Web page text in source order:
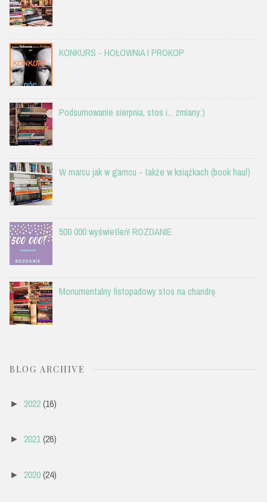
KONKURS - HOŁOWNIA I PROKOP
Podsumowanie sierpnia, stos i... zmiany:)
W marcu jak w garncu - także w książkach (book haul)
500 000 wyświetleń! ROZDANIE
Monumentalny listopadowy stos na chandrę
BLOG ARCHIVE
► 2022(16)
► 2021(26)
► 2020(24)